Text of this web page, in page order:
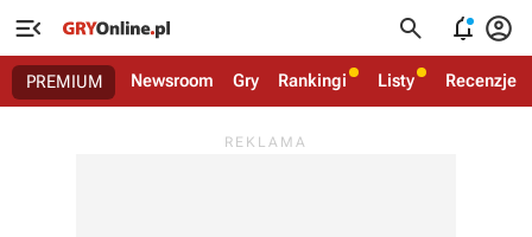
   
PREMIUM Newsroom Gry Rankingi Listy Recenzje